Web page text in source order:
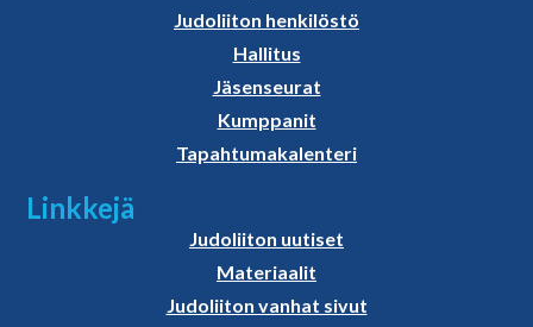
Judoliiton henkilöstö
Hallitus
Jäsenseurat
Kumppanit
Tapahtumakalenteri
Linkkejä
Judoliiton uutiset
Materiaalit
Judoliiton vanhat sivut